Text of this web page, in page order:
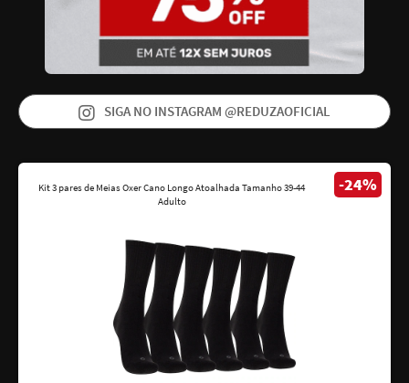
SIGA NO INSTAGRAM @REDUZAOFICIAL
Kit 3 pares de Meias Oxer Cano Longo Atoalhada Tamanho 39-44
Adulto
-24%